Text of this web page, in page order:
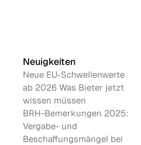
Neuigkeiten
Neue EU-Schwellenwerte
ab 2026 Was Bieter jetzt
wissen müssen
BRH-Bemerkungen 2025:
Vergabe- und
Beschaffungsmängel bei